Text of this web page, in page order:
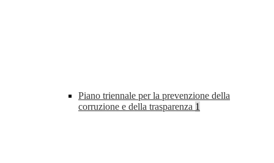
Piano triennale per la prevenzione della
corruzione e della trasparenza 1